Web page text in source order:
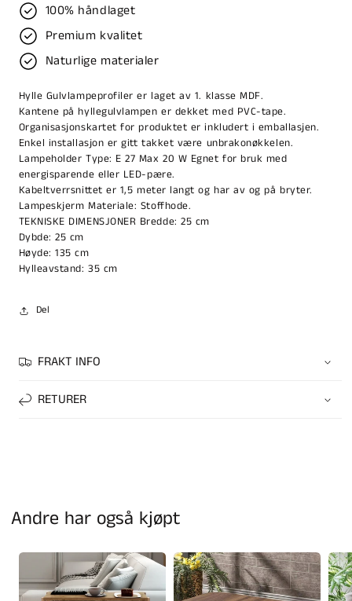
100% håndlaget
Premium kvalitet
Naturlige materialer
Hylle Gulvlampeprofiler er laget av 1. klasse MDF.
Kantene på hyllegulvlampen er dekket med PVC-tape.
Organisasjonskartet for produktet er inkludert i emballasjen.
Enkel installasjon er gitt takket være unbrakonøkkelen.
Lampeholder Type: E 27 Max 20 W Egnet for bruk med
energisparende eller LED-pære.
Kabeltverrsnittet er 1,5 meter langt og har av og på bryter.
Lampeskjerm Materiale: Stoffhode.
TEKNISKE DIMENSJONER Bredde: 25 cm
Dybde: 25 cm
Høyde: 135 cm
Hylleavstand: 35 cm
Del
FRAKT INFO
RETURER
Andre har også kjøpt